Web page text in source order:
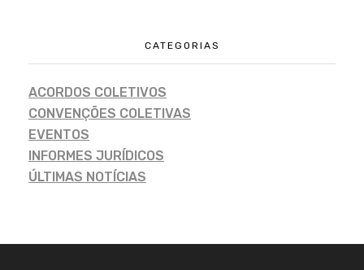
CATEGORIAS
ACORDOS COLETIVOS
CONVENÇÕES COLETIVAS
EVENTOS
INFORMES JURÍDICOS
ÚLTIMAS NOTÍCIAS